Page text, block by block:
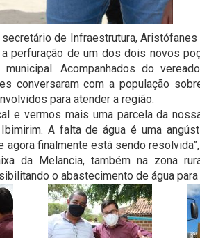
de Infraestrutura,
perfuração de um dos dois novos
Acompanhados do
conversaram com a população
para atender a região.
e vermos mais uma parcela da
A falta de água é uma
agora finalmente está sendo
da Melancia, também na zona
o abastecimento de água para